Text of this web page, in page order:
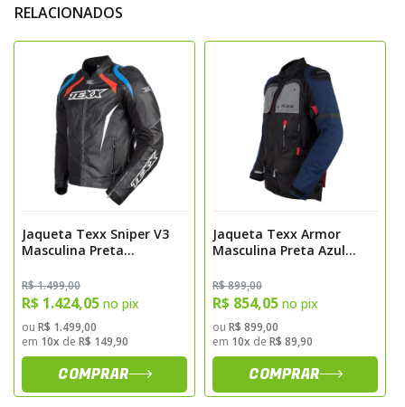
exposicao a impacto e abrasao. Sua
construcao foi planejada para garantir
durabilidade, integridade funcional e
desempenho consistente em diferentes
condicoes de pilotagem.
A modelagem masculina oferece corte
ergonomico que assegura ajuste preciso ao
corpo, distribuicao eficiente de esforcos e
liberdade de movimento. O acabamento
nas cores preta e vermelha proporciona
visual esportivo, mantendo padrao tecnico
e funcionalidade elevada.
Especificacoes Tecnicas
Material Externo
RELACIONADOS
Jaqueta Texx Sniper V3
Masculina Preta
R$ 1.499,00
R$ 1.424,05 no pix
ou R$ 1.499,00
em 10x de R$ 149,90
COMPRAR
Jaqueta Texx Armor
Masculina Preta Azul
R$ 899,00
R$ 854,05 no pix
ou R$ 899,00
em 10x de R$ 89,90
COMPRAR